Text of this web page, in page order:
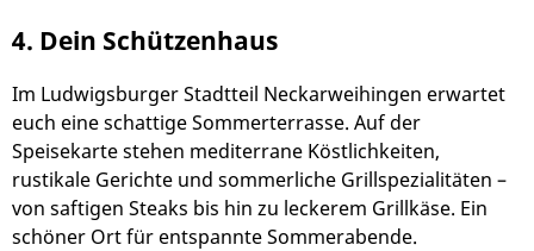
4. Dein Schützenhaus
Im Ludwigsburger Stadtteil Neckarweihingen erwartet
euch eine schattige Sommerterrasse. Auf der
Speisekarte stehen mediterrane Köstlichkeiten,
rustikale Gerichte und sommerliche Grillspezialitäten –
von saftigen Steaks bis hin zu leckerem Grillkäse. Ein
schöner Ort für entspannte Sommerabende.